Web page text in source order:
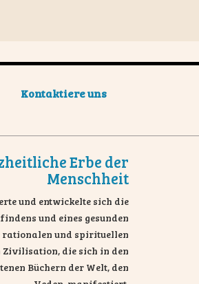
Kontaktiere uns
Erbe der
Menschheit
und entwickelte sich die
und eines gesunden
rationalen und spirituellen
Zivilisation, die sich in den
Büchern der Welt, den